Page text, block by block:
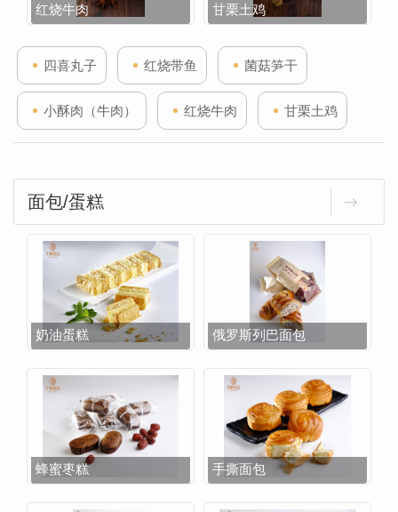
红烧牛肉 甘栗土鸡
四喜丸子 红烧带鱼 菌菇笋干
小酥肉（牛肉） 红烧牛肉 甘栗土鸡
面包/蛋糕
奶油蛋糕 俄罗斯列巴面包
蜂蜜枣糕 手撕面包